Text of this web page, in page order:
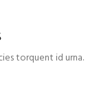
torquent id urna.